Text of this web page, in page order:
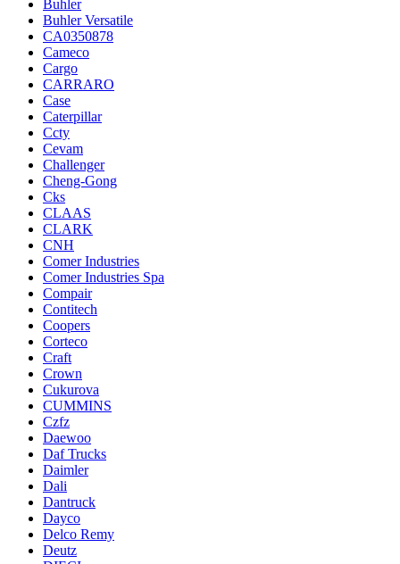
Buhler
Buhler Versatile
CA0350878
Cameco
Cargo
CARRARO
Case
Caterpillar
Ccty
Cevam
Challenger
Cheng-Gong
Cks
CLAAS
CLARK
CNH
Comer Industries
Comer Industries Spa
Compair
Contitech
Coopers
Corteco
Craft
Crown
Cukurova
CUMMINS
Czfz
Daewoo
Daf Trucks
Daimler
Dali
Dantruck
Dayco
Delco Remy
Deutz